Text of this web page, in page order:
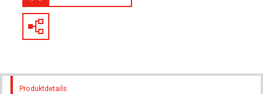
Produktdetails